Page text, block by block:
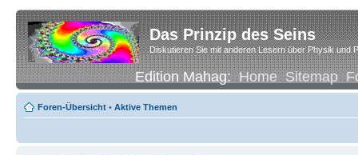
Das Prinzip des Seins
Diskutieren Sie mit anderen Lesern über Physik und
Edition Mahag:Home Sitemap
Foren-Übersicht • Aktive Themen